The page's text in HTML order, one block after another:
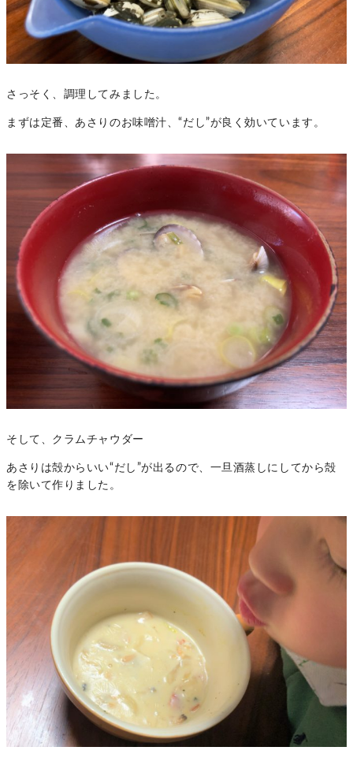
さっそく、調理してみました。
まずは定番、あさりのお味噌汁、“だし”が良く効いています。
そして、クラムチャウダー
あさりは殻からいい“だし”が出るので、一旦酒蒸しにしてから殻
を除いて作りました。